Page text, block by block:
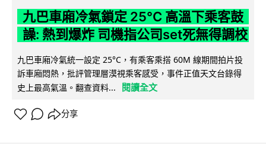
九巴車廂冷氣鎖定 25°C 高溫下乘客鼓
譟: 熱到爆炸 司機指公司set死無得調校
九巴車廂冷氣統一設定 25°C，有乘客乘搭 60M 線期間拍片投
訴車廂悶熱，批評管理層漠視乘客感受，事件正值天文台錄得
史上最高氣溫。翻查資料...
閱讀全文
分享